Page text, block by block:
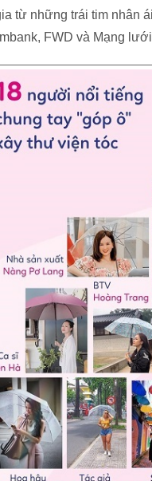
từ những trái tim nhân
FWD và Mạng